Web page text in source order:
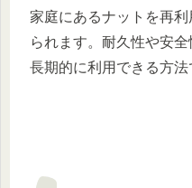
家庭にあるナットを再
られます。耐久性や安全
長期的に利用できる方法